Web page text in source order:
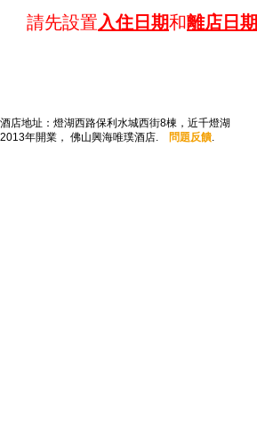
請先設置入住日期和離店日期
酒店地址：燈湖西路保利水城西街8棟，近千燈湖
2013年開業， 佛山興海唯璞酒店.
問題反饋.